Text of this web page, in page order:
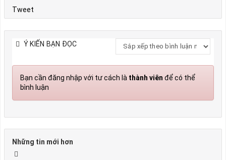
Tweet
Ý KIẾN BẠN ĐỌC
Bạn cần đăng nhập với tư cách là thành viên để có thể
bình luận
Những tin mới hơn